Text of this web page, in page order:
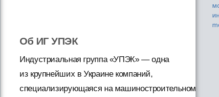
Об ИГ УПЭК
Индустриальная группа «УПЭК» — одна
из крупнейших в Украине компаний,
специализирующаяся на машиностроительном